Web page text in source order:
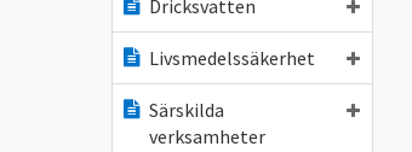
Dricksvatten
Livsmedelssäkerhet
Särskilda
verksamheter